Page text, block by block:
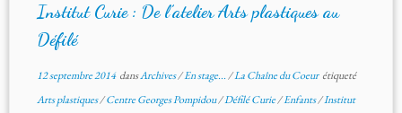
Institut Curie : De l’atelier Arts plastiques au
Défilé
12 septembre 2014dansArchives/En stage.../La Chaîne du Coeur étiqueté
Arts plastiques/Centre Georges Pompidou/Défilé Curie/Enfants/Institut